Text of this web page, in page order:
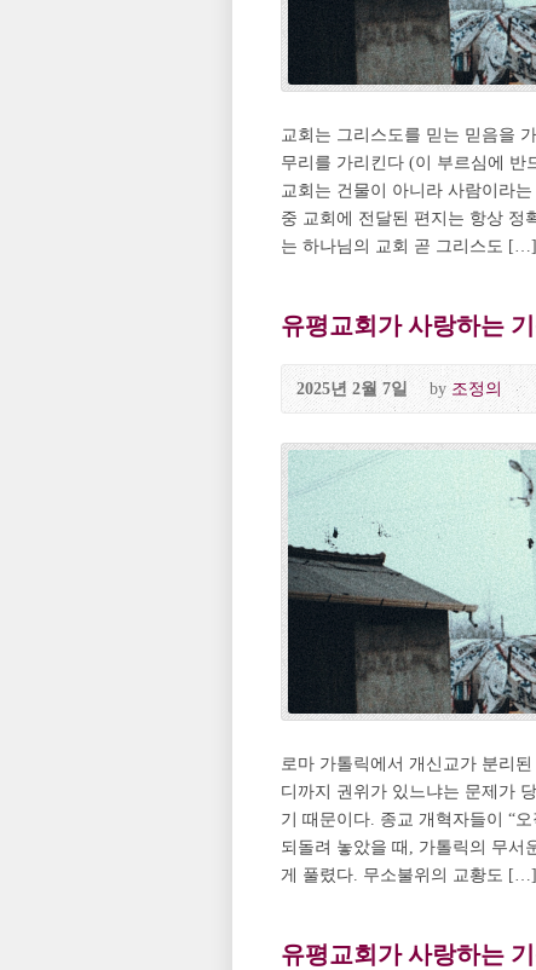
교회는 그리스도를 믿는 믿음을
무리를 가리킨다 (이 부르심에 반
교회는 건물이 아니라 사람이라
중 교회에 전달된 편지는 항상 정
는 하나님의 교회 곧 그리스도 […]
유평교회가 사랑하는
2025년 2월 7일 by 조정의
로마 가톨릭에서 개신교가 분리
디까지 권위가 있느냐는 문제가
기 때문이다. 종교 개혁자들이 “
되돌려 놓았을 때, 가톨릭의 무서
게 풀렸다. 무소불위의 교황도 […]
유평교회가 사랑하는